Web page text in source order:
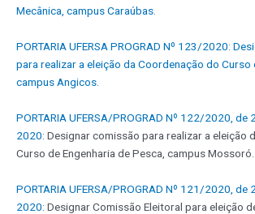
Mecânica, campus Caraúbas.
PORTARIA UFERSA PROGRAD Nº 123/2020:
para realizar a eleição da Coordenação do Curso
campus Angicos.
PORTARIA UFERSA/PROGRAD Nº 122/2020,
2020: Designar comissão para realizar a eleição
Curso de Engenharia de Pesca, campus Mossoró.
PORTARIA UFERSA/PROGRAD Nº 121/2020,
2020: Designar Comissão Eleitoral para eleição